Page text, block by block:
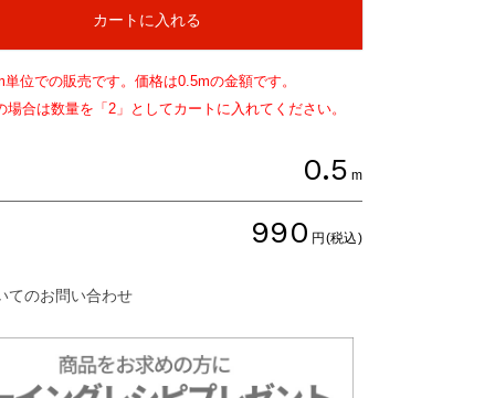
カートに入れる
単位での販売です。価格は0.5mの金額です。
場合は数量を「2」としてカートに入れてください。
0.5 m
990 円(税込)
てのお問い合わせ